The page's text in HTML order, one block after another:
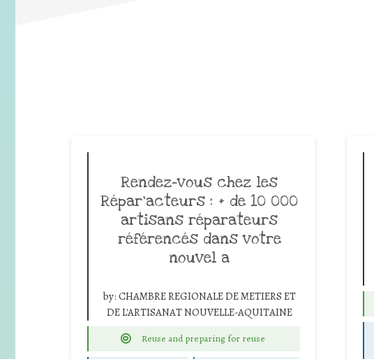
Rendez-vous chez les
Répar’acteurs : + de 10 000
artisans réparateurs
référencés dans votre
nouvel a
by: CHAMBRE REGIONALE DE METIERS ET
DE L'ARTISANAT NOUVELLE-AQUITAINE
Reuse and preparing for reuse